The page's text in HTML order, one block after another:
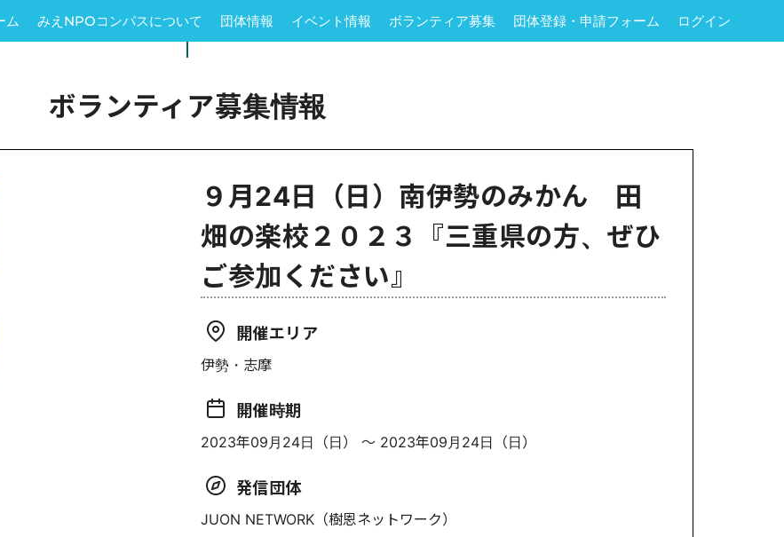
ム みえNPOコンパスについて 団体情報 イベント情報 ボランティア募集 団体登録・申請フォーム ログイン
ボランティア募集情報
９月24日（日）南伊勢のみかん 田
畑の楽校２０２３『三重県の方、ぜひ
ご参加ください』
開催エリア
伊勢・志摩
開催時期
2023年09月24日（日） 〜 2023年09月24日（日）
発信団体
JUON NETWORK（樹恩ネットワーク）